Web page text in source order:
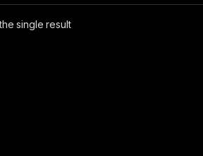
single result